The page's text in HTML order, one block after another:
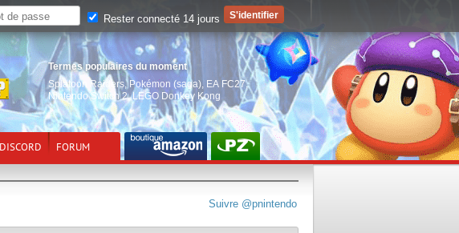
Termes populaires du moment
Splatoon Raiders, Pokémon (saga) EA FC27,
Nintendo Switch 2,LEGO Donkey Kong
DISCORD FORUM
Suivre @pnintendo
Rester connecté 14 jours